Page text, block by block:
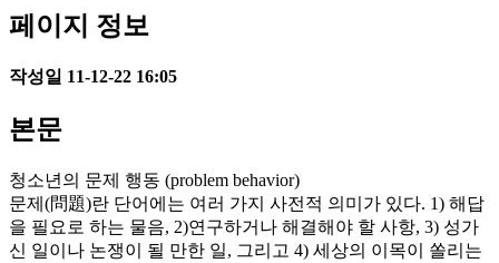
페이지 정보
작성일 11-12-22 16:05
본문
청소년의 문제 행동 (problem behavior)
문제(問題)란 단어에는 여러 가지 사전적 의미가 있다. 1) 해답
을 필요로 하는 물음, 2)연구하거나 해결해야 할 사항, 3) 성가
신 일이나 논쟁이 될 만한 일, 그리고 4) 세상의 이목이 쏠리는